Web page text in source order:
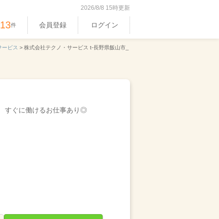
2026/8/8 15時更新
件 会員登録 ログイン
ービス > 株式会社テクノ・サービス t-長野県飯山市_
すぐに働けるお仕事あり◎